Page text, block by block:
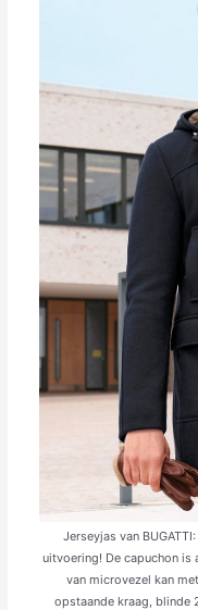
Jerseyjas van
uitvoering! De capuchon is
van microvezel kan
opstaande kraag, blinde